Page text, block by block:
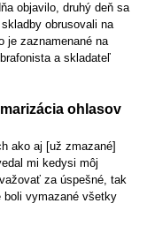
objavilo, druhý deň sa
obrusovali na
je zaznamenané na
a skladateľ
ohlasov
ako aj [už zmazané]
mi kedysi môj
za úspešné, tak
boli vymazané všetky